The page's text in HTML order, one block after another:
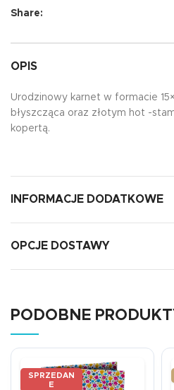
Share:
OPIS
Urodzinowy karnet w formacie
błyszcząca oraz złotym hot -
kopertą.
INFORMACJE DODATKOWE
OPCJE DOSTAWY
PODOBNE
SPRZEDAN
E